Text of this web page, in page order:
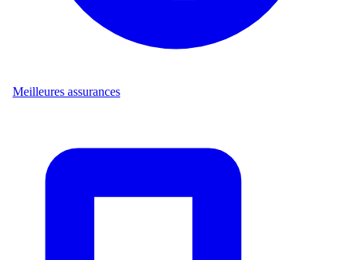
Meilleures assurances